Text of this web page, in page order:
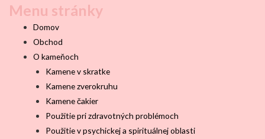
Menu stránky
Domov
Obchod
O kameňoch
Kamene v skratke
Kamene zverokruhu
Kamene čakier
Použitie pri zdravotných problémoch
Použitie v psychickej a spirituálnej oblasti